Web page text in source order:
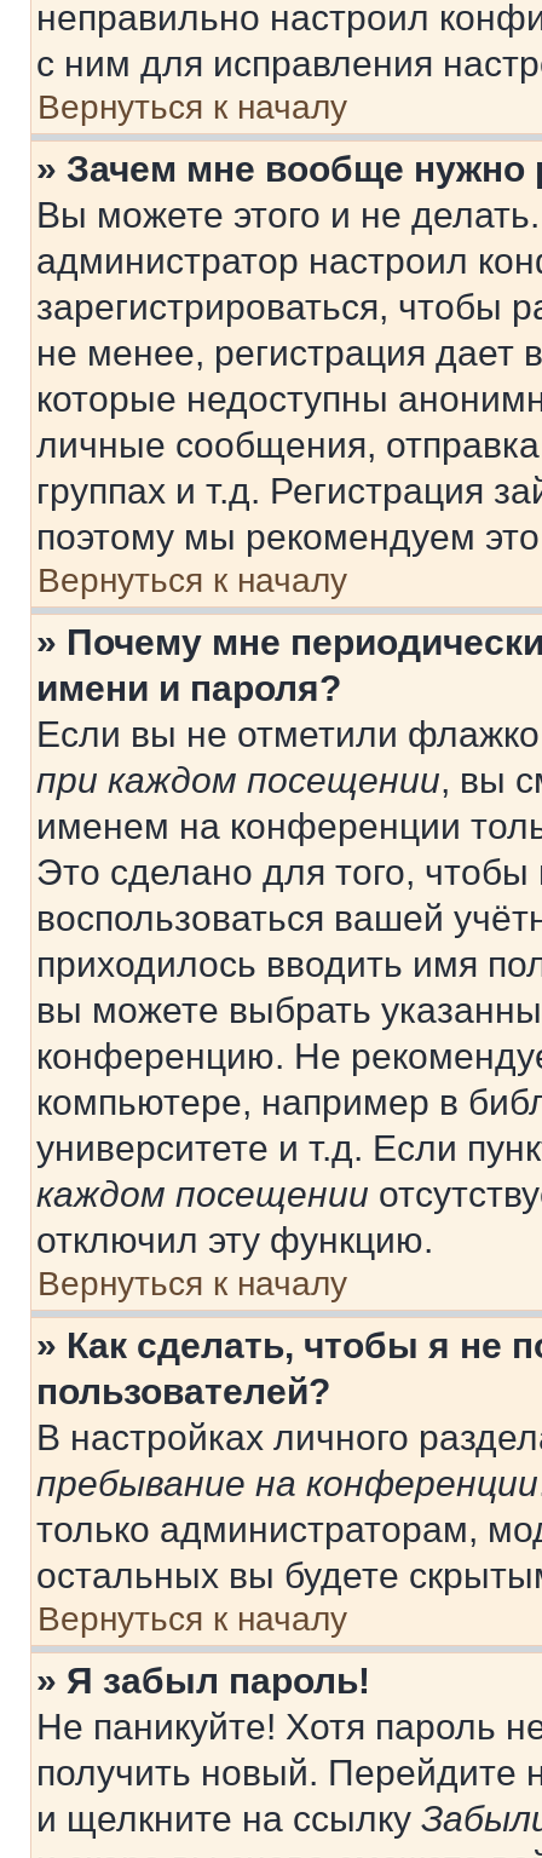
неправильно настроил
с ним для исправления
Вернуться к началу
» Зачем мне вообще нужно
Вы можете этого и не
администратор настроил
зарегистрироваться, чтобы
не менее, регистрация
которые недоступны
личные сообщения,
группах и т.д. Регистрация
поэтому мы рекомендуем
Вернуться к началу
» Почему мне
имени и пароля?
Если вы не отметили
при каждом посещении, вы
именем на конференции
Это сделано для того, чтобы
воспользоваться вашей
приходилось вводить имя
вы можете выбрать
конференцию. Не
компьютере, например в
университете и т.д. Если
каждом посещении
отключил эту функцию.
Вернуться к началу
» Как сделать, чтобы я не
пользователей?
В настройках личного
пребывание на конференции
только администраторам,
остальных вы будете
Вернуться к началу
» Я забыл пароль!
Не паникуйте! Хотя пароль
получить новый. Перейдите
и щелкните на ссылку